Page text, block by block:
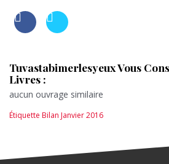
Tuvastabimerlesyeux Vous
Livres :
aucun ouvrage similaire
Étiquette Bilan Janvier 2016